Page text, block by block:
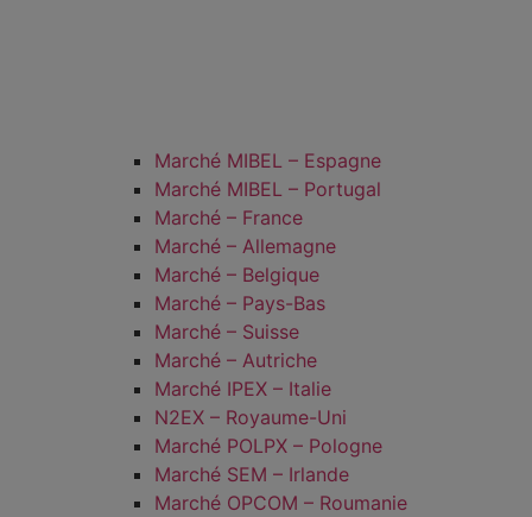
Marché MIBEL – Espagne
Marché MIBEL – Portugal
Marché – France
Marché – Allemagne
Marché – Belgique
Marché – Pays-Bas
Marché – Suisse
Marché – Autriche
Marché IPEX – Italie
N2EX – Royaume-Uni
Marché POLPX – Pologne
Marché SEM – Irlande
Marché OPCOM – Roumanie